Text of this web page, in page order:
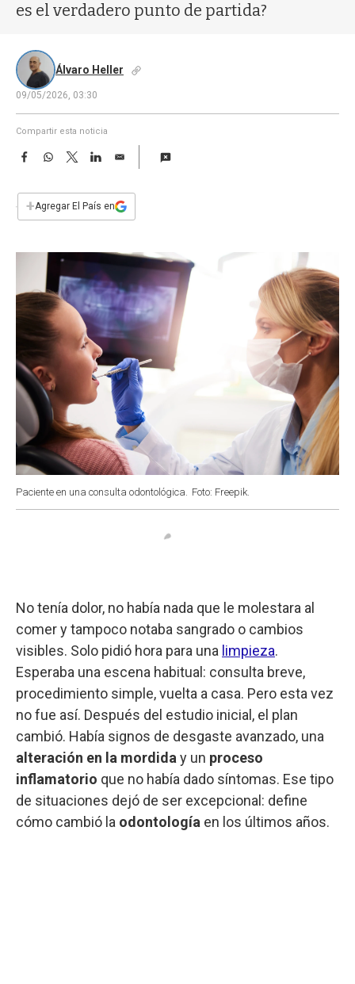
es el verdadero punto de partida?
Álvaro Heller
09/05/2026, 03:30
Compartir esta noticia
F
e
b
W
s
T
w
t
L
n
E
i
l
+Agregar El País en
Paciente en una consulta odontológica. Foto: Freepik.
No tenía dolor, no había nada que le molestara al
comer y tampoco notaba sangrado o cambios
visibles. Solo pidió hora para una limpieza.
Esperaba una escena habitual: consulta breve,
procedimiento simple, vuelta a casa. Pero esta vez
no fue así. Después del estudio inicial, el plan
cambió. Había signos de desgaste avanzado, una
alteración en la mordida y un proceso
inflamatorio que no había dado síntomas. Ese tipo
de situaciones dejó de ser excepcional: define
cómo cambió la odontología en los últimos años.